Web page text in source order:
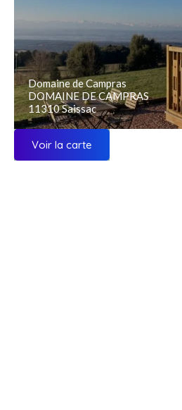
Domaine de Campras
DOMAINE DE CAMPRAS
11310 Saissac
Voir la carte